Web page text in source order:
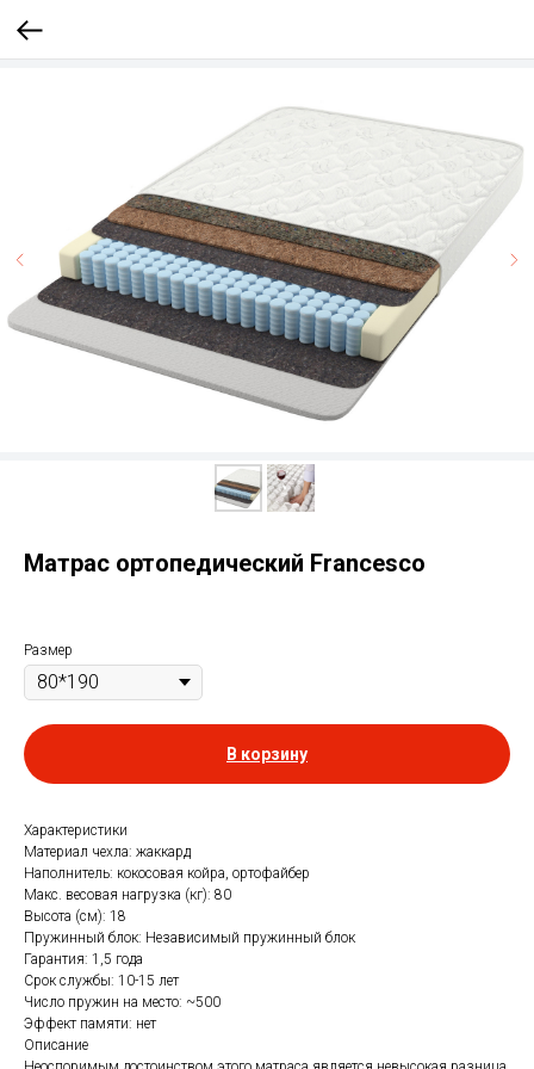
Матрас ортопедический Francesco
Размер
В корзину
Характеристики
Материал чехла: жаккард
Наполнитель: кокосовая койра, ортофайбер
Макс. весовая нагрузка (кг): 80
Высота (см): 18
Пружинный блок: Независимый пружинный блок
Гарантия: 1,5 года
Срок службы: 10-15 лет
Число пружин на место: ~500
Эффект памяти: нет
Описание